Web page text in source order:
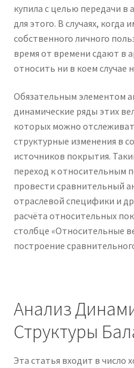
купила с целью передачи в
для этого. В случаях,
собственного личного
время от времени сдают в
относить ни в коем случае
Обязательным элементом
динамические ряды этих
которых можно
структурные изменения в
источников покрытия.
переход к относительным
провести сравнительный
отраслевой специфики и
расчёта относительных
столбце «Относительные
построение
Анализ
Структуры
Эта статья входит в число